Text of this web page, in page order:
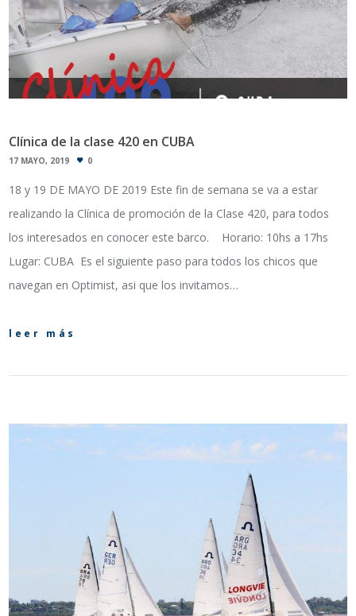
Clínica de la clase 420 en CUBA
17 MAYO, 2019 0
18 y 19 DE MAYO DE 2019 Este fin de semana se va a estar
realizando la Clínica de promoción de la Clase 420, para todos
los interesados en conocer este barco. Horario: 10hs a 17hs
Lugar: CUBA Es el siguiente paso para todos los chicos que
navegan en Optimist, asi que los invitamos…
leer más